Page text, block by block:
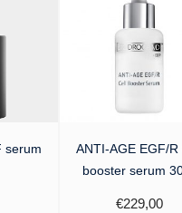
serum
ANTI-AGE EGF/R
booster serum
€229,00